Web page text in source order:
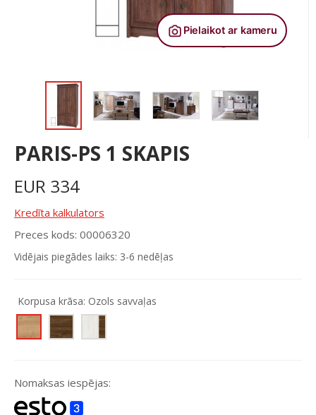
PARIS-PS 1 SKAPIS
EUR 334
Kredīta kalkulators
Preces kods: 00006320
Vidējais piegādes laiks: 3-6 nedēļas
Korpusa krāsa: Ozols savvaļas
Nomaksas iespējas: